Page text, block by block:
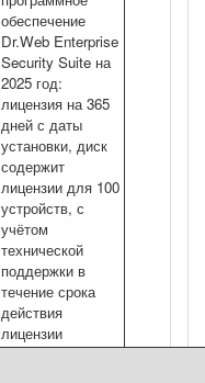
обеспечение
Dr.Web Enterprise
Security Suite на
2025 год:
лицензия на 365
дней с даты
установки, диск
содержит
лицензии для 100
устройств, с
учётом
технической
поддержки в
течение срока
действия
лицензии